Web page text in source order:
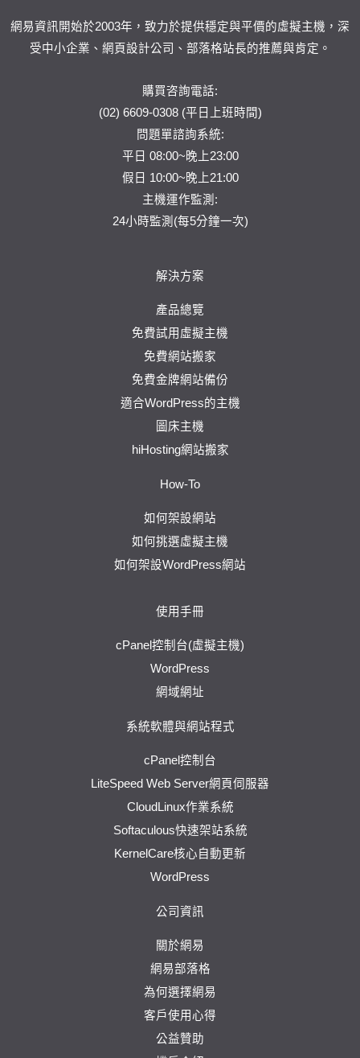
網易資訊開始於2003年，致力於提供穩定與平價的虛擬主機，深
受中小企業、網頁設計公司、部落格站長的推薦與肯定。
購買咨詢電話:
(02) 6609-0308 (平日上班時間)
問題單諮詢系統:
平日 08:00~晚上23:00
假日 10:00~晚上21:00
主機運作監測:
24小時監測(每5分鐘一次)
解決方案
產品總覽
免費試用虛擬主機
免費網站搬家
免費金牌網站備份
適合WordPress的主機
圖床主機
hiHosting網站搬家
How-To
如何架設網站
如何挑選虛擬主機
如何架設WordPress網站
使用手冊
cPanel控制台(虛擬主機)
WordPress
網域網址
系統軟體與網站程式
cPanel控制台
LiteSpeed Web Server網頁伺服器
CloudLinux作業系統
Softaculous快速架站系統
KernelCare核心自動更新
WordPress
公司資訊
關於網易
網易部落格
為何選擇網易
客戶使用心得
公益贊助